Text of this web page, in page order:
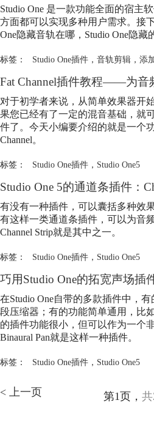
Studio One 是一款功能全面的宿主
方面都可以实现多种用户需求。接
One隐藏音轨在哪，Studio One隐藏
标签： Studio One插件， 音轨剪辑， 添
Fat Channel插件教程——为音
对于初学者来说，从简单效果器开
果您已经有了一定的混音基础，就
件了。今天小编要介绍的就是一个
Channel。
标签： Studio One插件， Studio One5
Studio One 5的通道条插件：
有没有一种插件，可以囊括多种效
有这样一类通道条插件，可以为音
Channel Strip就是其中之一。
标签： Studio One插件， Studio One5
巧用Studio One的拓宽声场插
在Studio One自带的多款插件中，
段压缩器；有的功能简单通用，比
的插件功能很小，但可以作为一个
Binaural Pan就是这样一种插件。
标签： Studio One插件， Studio One5
< 上一页 第1页，